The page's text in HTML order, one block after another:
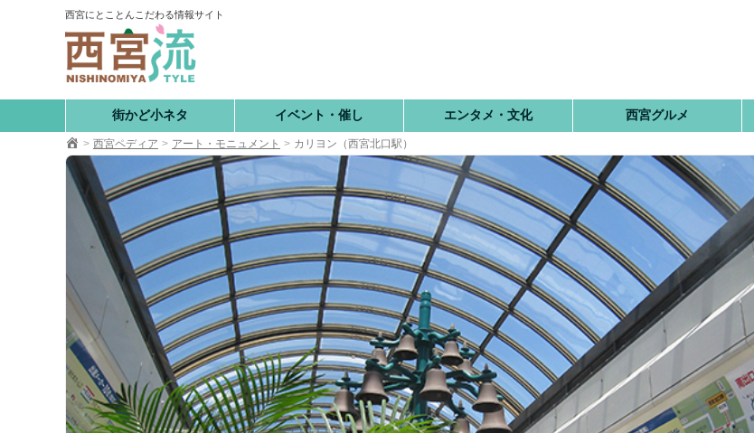
西宮にとことんこだわる情報サイト
街かど小ネタ イベント・催し エンタメ・文化 西宮グルメ
西宮ペディア アート・モニュメント カリヨン（西宮北口駅）